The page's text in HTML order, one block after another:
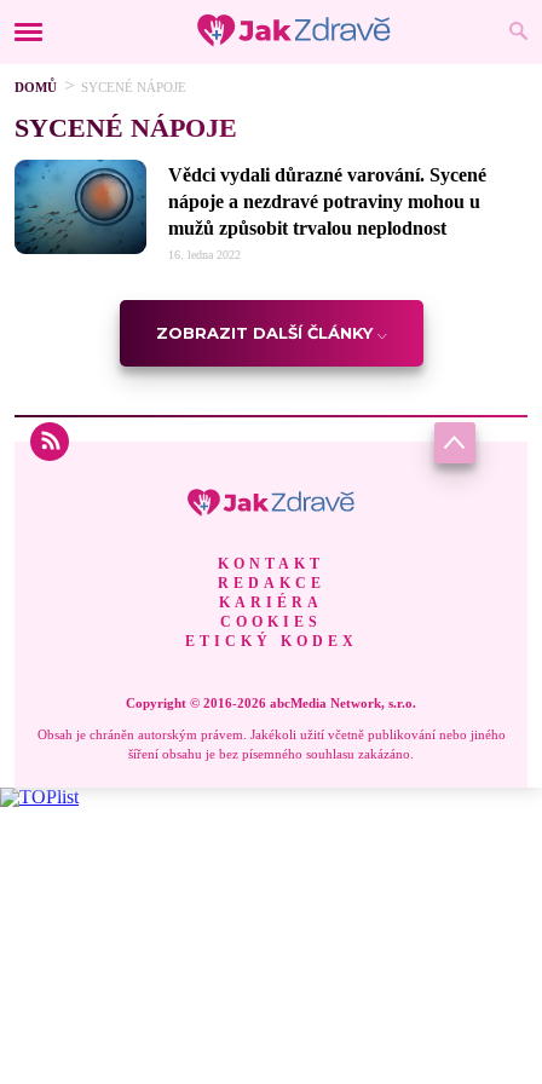
DOMŮ SYCENÉ NÁPOJE
SYCENÉ NÁPOJE
Vědci vydali důrazné varování. Sycené
nápoje a nezdravé potraviny mohou u
mužů způsobit trvalou neplodnost
16. ledna 2022
ZOBRAZIT DALŠÍ ČLÁNKY
KONTAKT
REDAKCE
KARIÉRA
COOKIES
ETICKÝ KODEX
Copyright © 2016-2026 abcMedia Network, s.r.o.
Obsah je chráněn autorským právem. Jakékoli užití včetně publikování nebo jiného
šíření obsahu je bez písemného souhlasu zakázáno.